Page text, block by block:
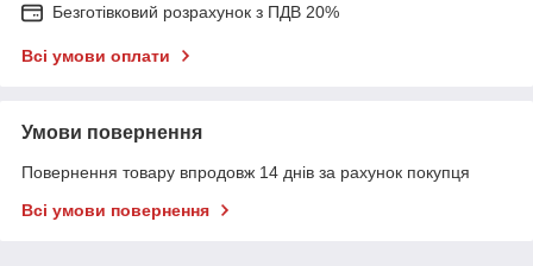
Безготівковий розрахунок з ПДВ 20%
Всі умови оплати
Умови повернення
Повернення товару впродовж 14 днів за рахунок покупця
Всі умови повернення